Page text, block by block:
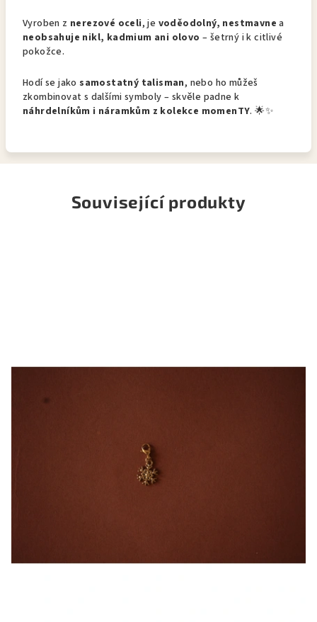
Vyroben z nerezové oceli, je voděodolný, nestmavne a
neobsahuje nikl, kadmium ani olovo – šetrný i k citlivé
pokožce.
Hodí se jakosamostatný talisman, nebo ho můžeš
zkombinovat s dalšími symboly – skvěle padne k
náhrdelníkům i náramkům z kolekce momenTY. 🌟✨
Související produkty